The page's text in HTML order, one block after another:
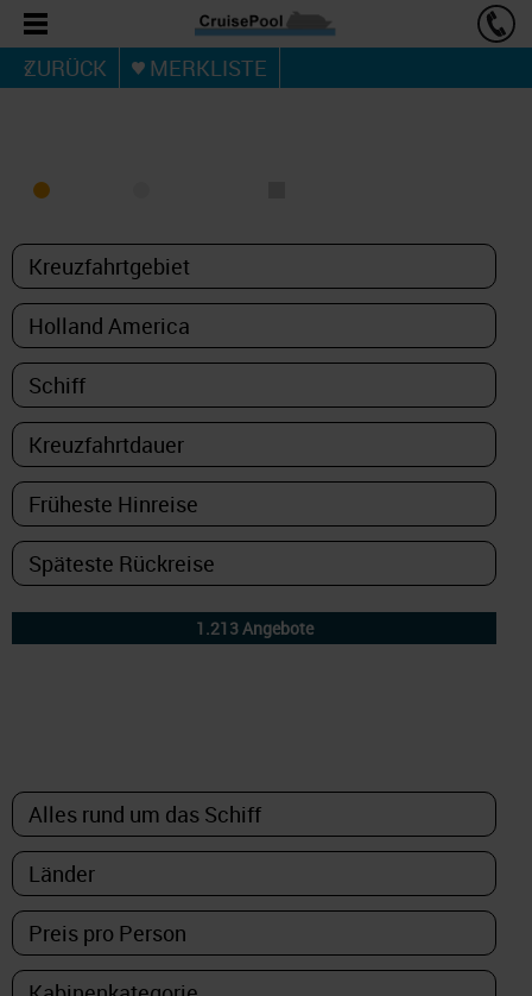
ZURÜCK MERKLISTE